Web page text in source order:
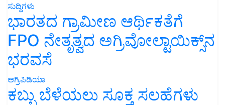
ಸುದ್ದಿಗಳು
ಭಾರತದ ಗ್ರಾಮೀಣ ಆರ್ಥಿಕತೆಗೆ
FPO ನೇತೃತ್ವದ ಅಗ್ರಿವೋಲ್ಟಾಯಿಕ್ಸ್‌ನ
ಭರವಸೆ
ಅಗ್ರಿಪಿಡಿಯಾ
ಕಬ್ಬು ಬೆಳೆಯಲು ಸೂಕ್ತ ಸಲಹೆಗಳು